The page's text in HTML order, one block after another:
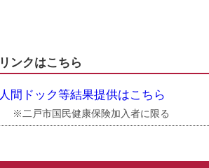
リンクはこちら
人間ドック等結果提供はこちら
※二戸市国民健康保険加入者に限る